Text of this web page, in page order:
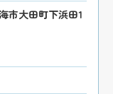
市大田町下浜田1